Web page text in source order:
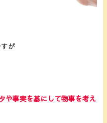
が
や事実を基にして物事を考え